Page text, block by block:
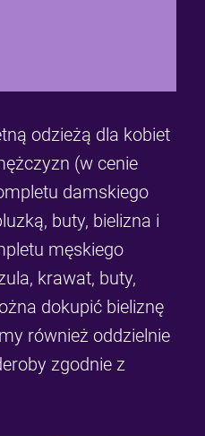
odzieżą dla kobiet
(w cenie
damskiego
buty, bielizna i
męskiego
krawat, buty,
dokupić bieliznę
również oddzielnie
zgodnie z